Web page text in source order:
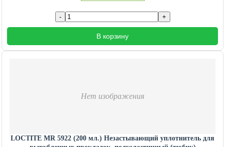
В корзину
Нет изображения
LOCTITE MR 5922 (200 мл.) Незастывающий уплотнитель для